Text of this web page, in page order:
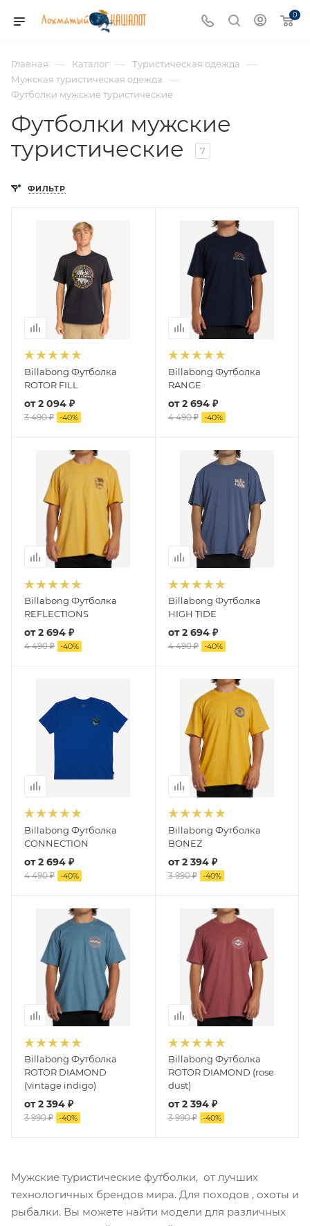
0
Главная — Каталог — Туристическая одежда —
Мужская туристическая одежда —
Футболки мужские туристические
Футболки мужские
туристические
7
ФИЛЬТР
Billabong Футболка
ROTOR FILL
от2 094 ₽
3 490 ₽ -40%
Billabong Футболка
RANGE
от2 694 ₽
4 490 ₽ -40%
Billabong Футболка
REFLECTIONS
от2 694 ₽
4 490 ₽ -40%
Billabong Футболка
HIGH TIDE
от2 694 ₽
4 490 ₽ -40%
Billabong Футболка
CONNECTION
от2 694 ₽
4 490 ₽ -40%
Billabong Футболка
BONEZ
от2 394 ₽
3 990 ₽ -40%
Billabong Футболка
ROTOR DIAMOND
(vintage indigo)
от2 394 ₽
3 990 ₽ -40%
Billabong Футболка
ROTOR DIAMOND (rose
dust)
от2 394 ₽
3 990 ₽ -40%
Мужские туристические футболки, от лучших
технологичных брендов мира. Для походов , охоты и
рыбалки. Вы можете найти модели для различных